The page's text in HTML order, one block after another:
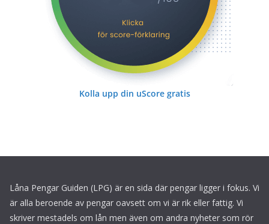
Kolla upp din uScore gratis
Låna Pengar Guiden (LPG) är en sida där pengar ligger i fokus. Vi
är alla beroende av pengar oavsett om vi är rik eller fattig. Vi
skriver mestadels om lån men även om andra nyheter som rör